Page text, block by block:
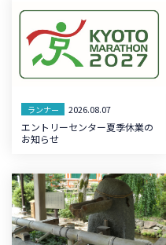
ランナー 2026.08.07
エントリーセンター夏季休業の
お知らせ